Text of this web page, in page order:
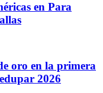
en Para
oro en la primera
2026